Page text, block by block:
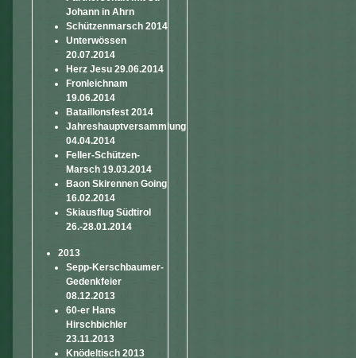
Johann in Ahrn
Schützenmarsch 2014
Unterwössen
20.07.2014
Herz Jesu 29.06.2014
Fronleichnam
19.06.2014
Bataillonsfest 2014
Jahreshauptversammlung
04.04.2014
Feller-Schützen-
Marsch 19.03.2014
Baon Skirennen Going
16.02.2014
Skiausflug Südtirol
26.-28.01.2014
2013
Sepp-Kerschbaumer-
Gedenkfeier
08.12.2013
60-er Hans
Hirschbichler
23.11.2013
Knödeltisch 2013